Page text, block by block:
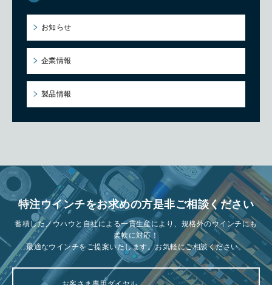
お知らせ
企業情報
製品情報
特注ウインチをお求めの方是非ご相談ください
蓄積したノウハウと自社による一貫生産により、規格外のウインチにも
柔軟に対応！
最適なウインチをご提案いたします。お気軽にご相談ください。